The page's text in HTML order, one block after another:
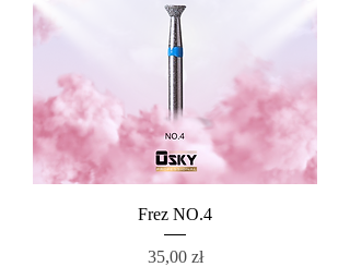
Frez NO.4
Cena
35,00 zł